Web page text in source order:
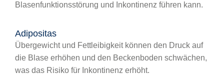
Blasenfunktionsstörung und Inkontinenz führen kann.
Adipositas
Übergewicht und Fettleibigkeit können den Druck auf
die Blase erhöhen und den Beckenboden schwächen,
was das Risiko für Inkontinenz erhöht.